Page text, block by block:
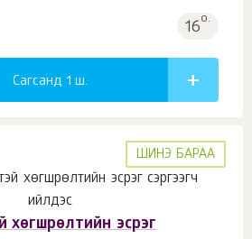
16о.
Сагсанд 1 ш.
ШИНЭ БАРАА
хөгшрөлтийн эсрэг